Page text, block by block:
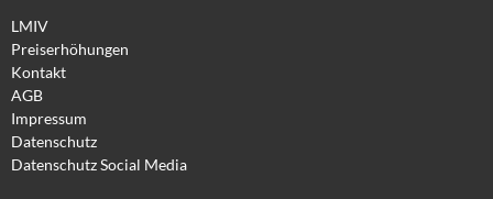
LMIV
Preiserhöhungen
Kontakt
AGB
Impressum
Datenschutz
Datenschutz Social Media